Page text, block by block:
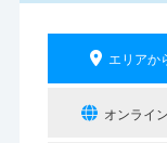
エリアか
オンライ